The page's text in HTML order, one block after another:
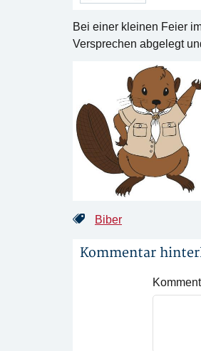
Bei einer kleinen Feier
Versprechen abgelegt
Biber
Kommentar